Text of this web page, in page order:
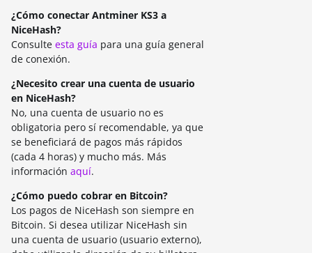
AUTOLYKOS
ETCHASH
VERUSHASH
KHEAVYHASH
NEXAPOW
ALEPHIUM
FISHHASH
¿Cómo conectar Antminer KS3 a
NiceHash?
Consulte esta guía para una guía general
de conexión.
¿Necesito crear una cuenta de usuario
en NiceHash?
No, una cuenta de usuario no es
obligatoria pero sí recomendable, ya que
se beneficiará de pagos más rápidos
(cada 4 horas) y mucho más. Más
información aquí.
¿Cómo puedo cobrar en Bitcoin?
Los pagos de NiceHash son siempre en
Bitcoin. Si desea utilizar NiceHash sin
una cuenta de usuario (usuario externo),